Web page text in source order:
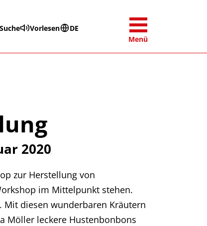
Suche Vorlesen
DE
Menü
2020
zur Herstellung von
im Mittelpunkt stehen.
Mit diesen wunderbaren Kräutern
Möller leckere Hustenbonbons